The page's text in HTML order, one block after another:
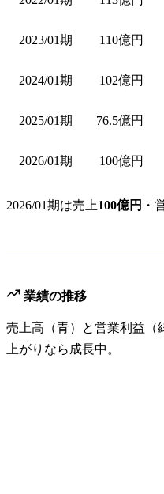
2023/01期 110億円
2024/01期 102億円
2025/01期 76.5億円
2026/01期 100億円
2026/01期は売上100億円 ・
業績の推移
売上高（青）と営業利益（
上がりなら成長中。